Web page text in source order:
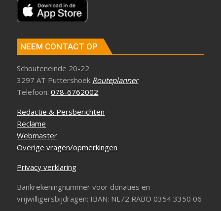
NEEM CONTACT OP
Schouteneinde 20-22
3297 AT Puttershoek Routeplanner
Telefoon:078-6762002
Redactie & Persberichten
Reclame
Webmaster
Overige vragen/opmerkingen
Privacy verklaring
Bankrekeningnummer voor donaties en
vrijwilligersbijdragen: IBAN: NL72 RABO 0354 3350 06